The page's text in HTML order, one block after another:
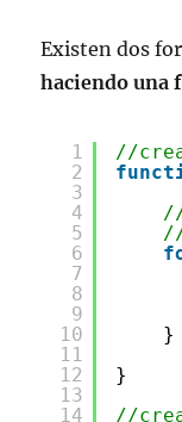
Existen dos
haciendo una
1
2
3
4
5
6
7
8
9
10
11
12
13
14
//
}
}
//